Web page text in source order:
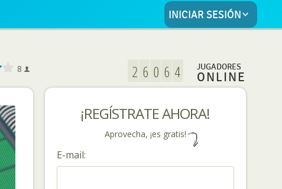
INICIAR SESIÓN
5
8 JUGADORES
ONLINE
¡REGÍSTRATE AHORA!
Aprovecha, ¡es gratis!
E-mail: